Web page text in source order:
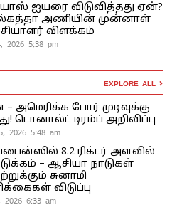
ஐயரை விடுவித்தது ஏன்?
அணியின் முன்னாள்
விளக்கம்
2026 5:38 pm
EXPLORE ALL
– அமெரிக்க போர் முடிவுக்கு
டொனால்ட் டிரம்ப் அறிவிப்பு
2026 5:48 am
8.2 ரிக்டர் அளவில்
– ஆசியா நாடுகள்
சுனாமி
விடுப்பு
2026 6:33 am